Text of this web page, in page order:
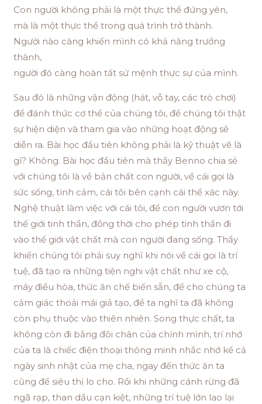
Con người không phải là một thực thể đứng yên,
mà là một thực thể trong quá trình trở thành.
Người nào càng khiến mình có khả năng trưởng
thành,
người đó càng hoàn tất sứ mệnh thực sự của mình.
Sau đó là những vận động (hát, vỗ tay, các trò chơi)
để đánh thức cơ thể của chúng tôi, để chúng tôi thật
sự hiện diện và tham gia vào những hoạt động sẽ
diễn ra. Bài học đầu tiên không phải là kỹ thuật vẽ là
gì? Không. Bài học đầu tiên mà thầy Benno chia sẻ
với chúng tôi là về bản chất con người, về cái gọi là
sức sống, tình cảm, cái tôi bên cạnh cái thể xác này.
Nghệ thuật làm việc với cái tôi, để con người vươn tới
thế giới tinh thần, đồng thời cho phép tinh thần đi
vào thế giới vật chất mà con người đang sống. Thầy
khiến chúng tôi phải suy nghĩ khi nói về cái gọi là trí
tuệ, đã tạo ra những tiện nghi vật chất như xe cộ,
máy điều hòa, thức ăn chế biến sẵn, để cho chúng ta
cảm giác thoải mái giả tạo, để ta nghĩ ta đã không
còn phụ thuộc vào thiên nhiên. Song thực chất, ta
không còn đi bằng đôi chân của chính mình, trí nhớ
của ta là chiếc điện thoại thông minh nhắc nhớ kể cả
ngày sinh nhật của mẹ cha, ngay đến thức ăn ta
cũng để siêu thị lo cho. Rồi khi những cánh rừng đã
ngã rạp, than dầu cạn kiệt, những trí tuệ lớn lao lại